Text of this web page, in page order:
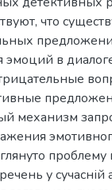
что
в
механизм
у сучасній